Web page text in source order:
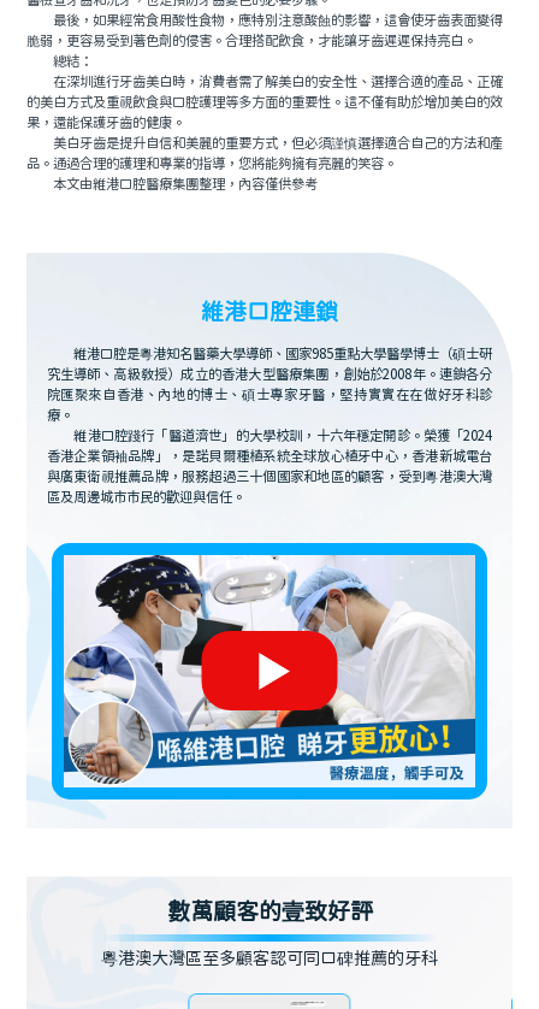
最後，如果經常食用酸性食物，應特別注意酸蝕的影響，這會使牙齒表面變得
脆弱，更容易受到著色劑的侵害。合理搭配飲食，才能讓牙齒遲遲保持亮白。
總結：
在深圳進行牙齒美白時，消費者需了解美白的安全性、選擇合適的產品、正確
的美白方式及重視飲食與口腔護理等多方面的重要性。這不僅有助於增加美白的效
果，還能保護牙齒的健康。
美白牙齒是提升自信和美麗的重要方式，但必須謹慎選擇適合自己的方法和產
品。通過合理的護理和專業的指導，您將能夠擁有亮麗的笑容。
本文由維港口腔醫療集團整理，內容僅供參考
維港口腔連鎖
維港口腔是粵港知名醫藥大學導師、國家985重點大學醫學博士（碩士研
究生導師、高級教授）成立的香港大型醫療集團，創始於2008年。連鎖各分
院匯聚來自香港、內地的博士、碩士專家牙醫，堅持實實在在做好牙科診
療。
維港口腔踐行「醫道濟世」的大學校訓，十六年穩定開診。榮獲「2024
香港企業領袖品牌」，是諾貝爾種植系統全球放心植牙中心，香港新城電台
與廣東衛視推薦品牌，服務超過三十個國家和地區的顧客，受到粵港澳大灣
區及周邊城市市民的歡迎與信任。
數萬顧客的壹致好評
粵港澳大灣區至多顧客認可同口碑推薦的牙科